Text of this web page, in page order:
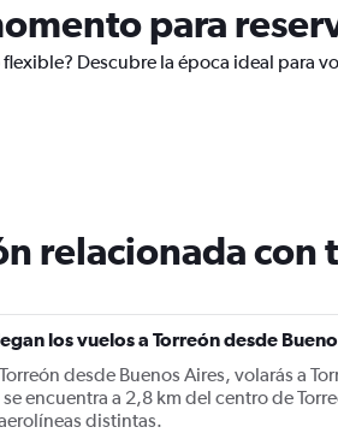
para
Descubre la época ideal para
relacionada con
los vuelos a Torreón desde
desde Buenos Aires, volarás a
encuentra a 2,8 km del centro de
distintas.